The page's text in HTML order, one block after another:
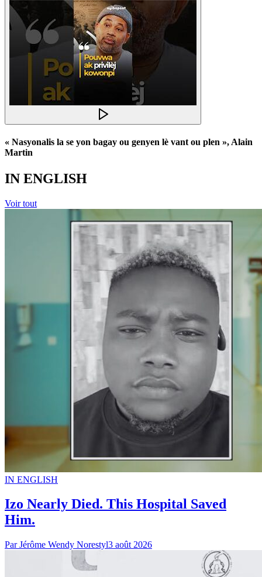
« Nasyonalis la se yon bagay ou genyen lè vant ou plen », Alain
Martin
IN ENGLISH
Voir tout
IN ENGLISH
Izo Nearly Died. This Hospital Saved
Him.
Par Jérôme Wendy Norestyl3 août 2026